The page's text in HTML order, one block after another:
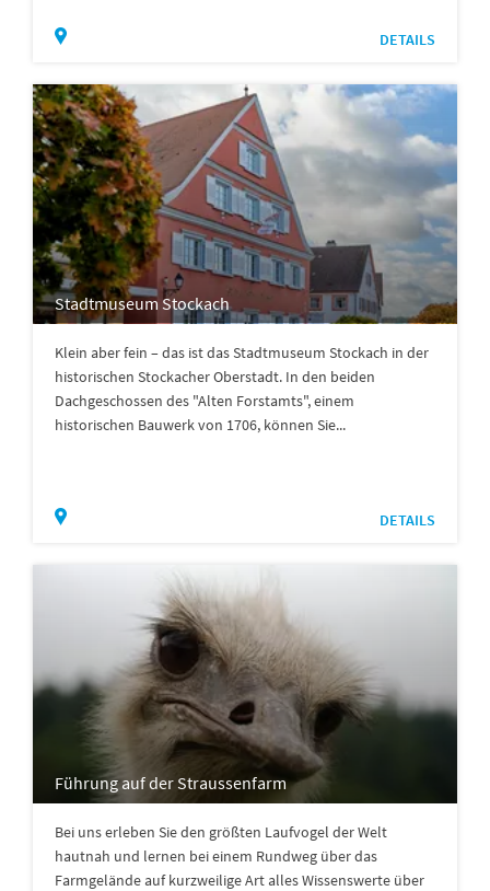
DETAILS
Stadtmuseum Stockach
Klein aber fein – das ist das Stadtmuseum Stockach in der
historischen Stockacher Oberstadt. In den beiden
Dachgeschossen des "Alten Forstamts", einem
historischen Bauwerk von 1706, können Sie...
DETAILS
Führung auf der Straussenfarm
Bei uns erleben Sie den größten Laufvogel der Welt
hautnah und lernen bei einem Rundweg über das
Farmgelände auf kurzweilige Art alles Wissenswerte über